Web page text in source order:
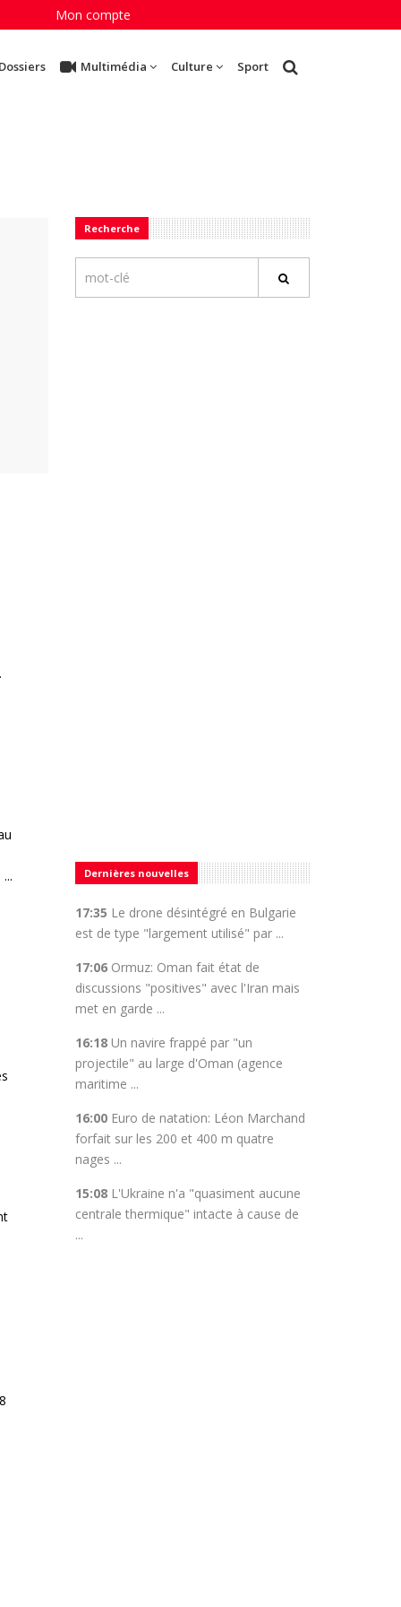
Mon compte
Multimédia Culture Sport
Recherche
Dernières nouvelles
17:35 Le drone désintégré en Bulgarie
est de type "largement utilisé" par ...
17:06 Ormuz: Oman fait état de
discussions "positives" avec l'Iran mais
met en garde ...
16:18 Un navire frappé par "un
projectile" au large d'Oman (agence
maritime ...
16:00 Euro de natation: Léon Marchand
forfait sur les 200 et 400 m quatre
nages ...
15:08 L'Ukraine n'a "quasiment aucune
centrale thermique" intacte à cause de
...